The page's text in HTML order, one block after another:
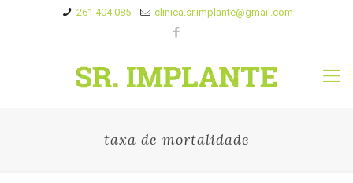
261 404 085 clinica.sr.implante@gmail.com
taxa de mortalidade